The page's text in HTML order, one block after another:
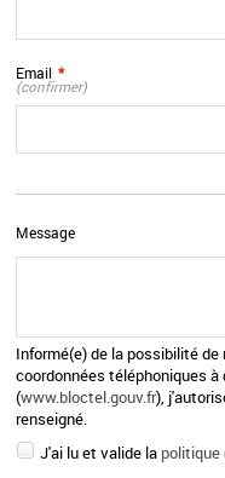
Email *
(confirmer)
Message
Informé(e) de la possibilité
coordonnées téléphoniques
(www.bloctel.gouv.fr),
renseigné.
J'ai lu et valide la politique